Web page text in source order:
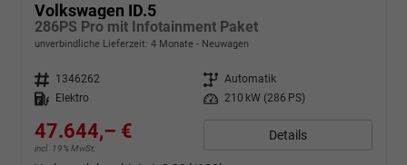
Volkswagen ID.5
286PS Pro mit Infotainment Paket
unverbindliche Lieferzeit: 4 Monate Neuwagen
Fahrzeugnr. 1346262 Getriebe Automatik
Kraftstoff
Elektro Leistung 210 kW (286 PS)
47.644,– €
incl. 19% MwSt.
Details